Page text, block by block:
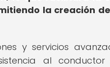
la creación
y servicios
al